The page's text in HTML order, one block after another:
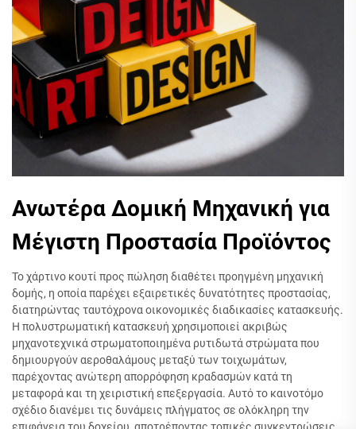
Ανωτέρα Δομική Μηχανική για
Μέγιστη Προστασία Προϊόντος
Το χάρτινο κουτί προς πώληση διαθέτει προηγμένη μηχανική
δομής, η οποία παρέχει εξαιρετικές δυνατότητες προστασίας,
διατηρώντας ταυτόχρονα οικονομικές διαδικασίες κατασκευής.
Η πολυστρωματική κατασκευή χρησιμοποιεί ακριβώς
μηχανοτεχνικά στρωματοποιημένα ρυτιδωτά στρώματα που
δημιουργούν αεροθαλάμους μεταξύ των τοιχωμάτων,
παρέχοντας ανώτερη απορρόφηση κραδασμών κατά τη
μεταφορά και τη χειριστική επεξεργασία. Αυτό το καινοτόμο
σχέδιο διανέμει τις δυνάμεις πλήγματος σε ολόκληρη την